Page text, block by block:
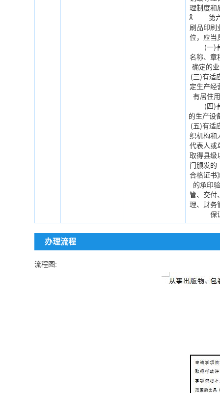
理制度和
 第六
刷品印刷
位，应当
(一)有
名称、
确定
(三)有适
定生产经
有居住
(四)有
的生产
(五)有适
织机构和
代表人或
取得县级
门颁发的
合格证书
的承印
管、交付
理、财务
保
办理流程
流程图: